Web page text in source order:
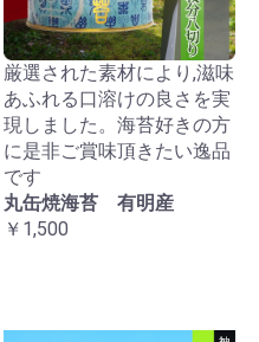
厳選された素材により,滋味
あふれる口溶けの良さを実
現しました。海苔好きの方
に是非ご賞味頂きたい逸品
です
丸缶焼海苔 有明産
￥1,500